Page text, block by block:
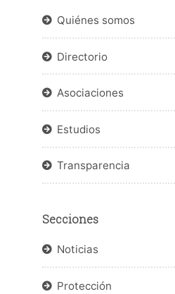
Quiénes somos
Directorio
Asociaciones
Estudios
Transparencia
Secciones
Noticias
Protección